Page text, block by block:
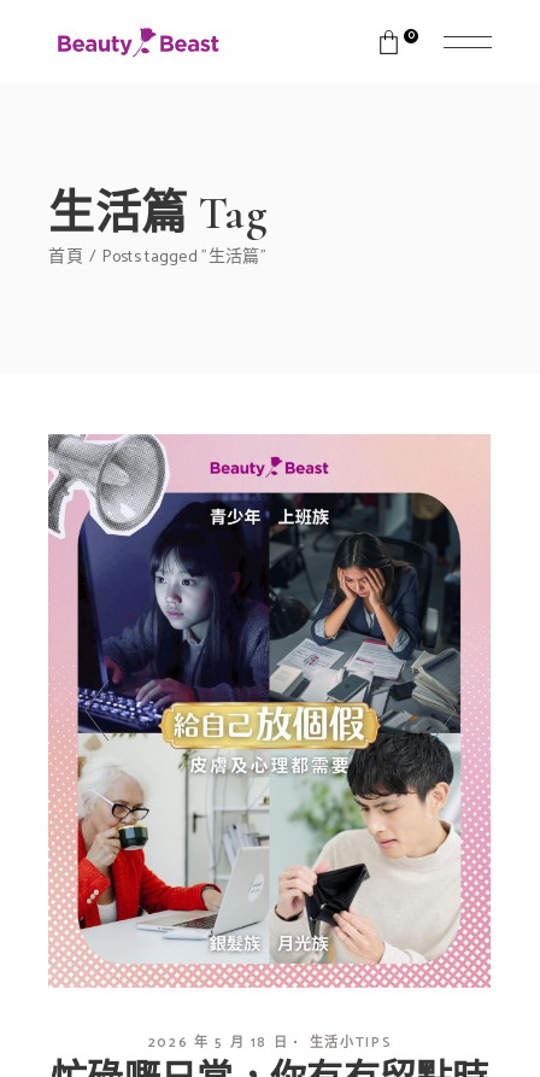
0
生活篇 Tag
首頁 Posts tagged "生活篇"
2026 年 5 月 18 日 生活小TIPS